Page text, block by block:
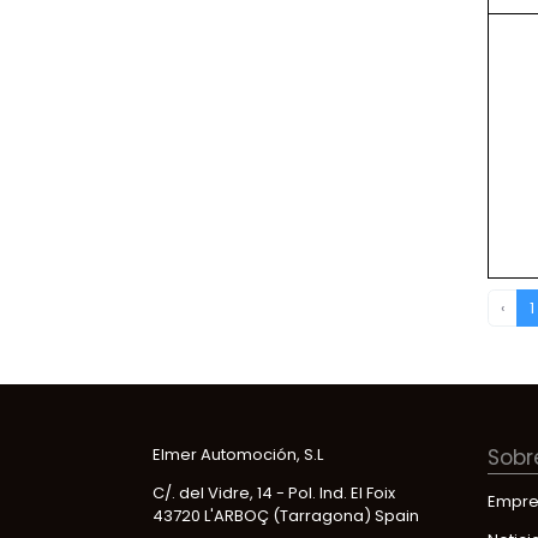
‹ 1
Elmer Automoción, S.L
C/. del Vidre, 14 - Pol. Ind. El Foix
43720 L'ARBOÇ (Tarragona) Spain